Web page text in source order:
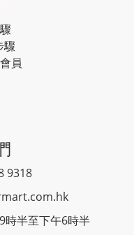
驟
員
9318
時半至下午6時半